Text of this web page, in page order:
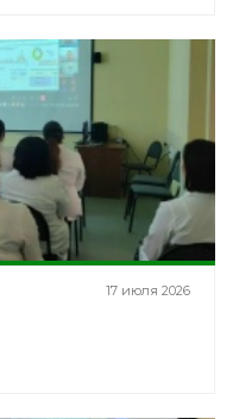
17 июля 2026